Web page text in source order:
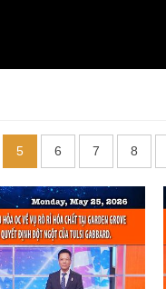
5 6 7 8